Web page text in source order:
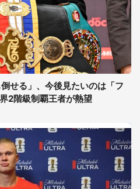
せる」、今後見たいのは「フ
2階級制覇王者が熱望